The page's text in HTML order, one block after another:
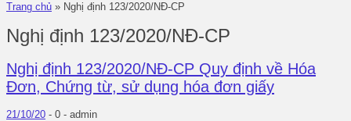
Trang chủ » Nghị định 123/2020/NĐ-CP
Nghị định 123/2020/NĐ-CP
Nghị định 123/2020/NĐ-CP Quy định về Hóa
Đơn, Chứng từ, sử dụng hóa đơn giấy
21/10/20 - 0 - admin